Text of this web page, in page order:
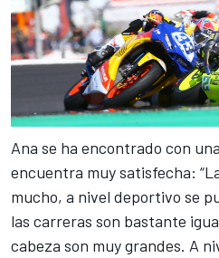
Ana se ha encontrado con
encuentra muy satisfecha:
mucho, a nivel deportivo se
las carreras son bastante
cabeza son muy grandes. A